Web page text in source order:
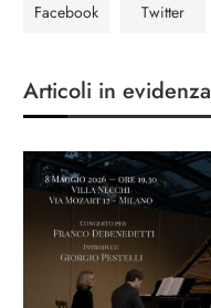
Facebook Twitter
Articoli in evidenza